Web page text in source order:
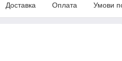
Доставка Оплата Умови